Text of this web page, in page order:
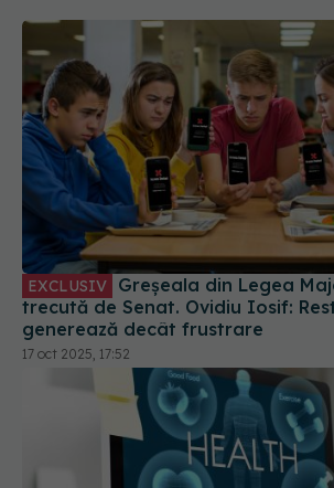
EXCLUSIV
trecută de Senat. Ovidiu Iosif:
generează decât frustrare
17 oct 2025, 17:52